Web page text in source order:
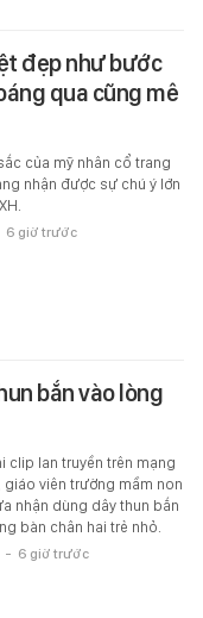
đẹp như bước
qua cũng mê
của mỹ nhân cổ trang
nhận được sự chú ý lớn
6 giờ trước
bắn vào lòng
clip lan truyền trên mạng
giáo viên trường mầm non
nhận dùng dây thun bắn
bàn chân hai trẻ nhỏ.
- 6 giờ trước